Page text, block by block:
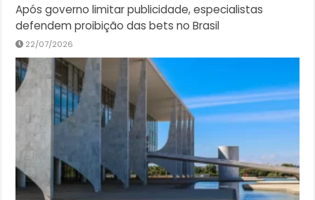
Após governo limitar publicidade, especialistas
defendem proibição das bets no Brasil
22/07/2026